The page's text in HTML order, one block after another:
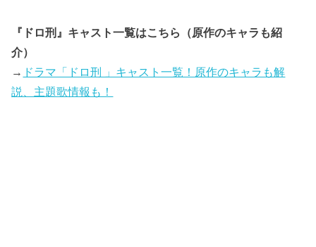
『ドロ刑』キャスト一覧はこちら（原作のキャラも紹
介）
→ ドラマ「ドロ刑 」キャスト一覧！原作のキャラも解
説、主題歌情報も！